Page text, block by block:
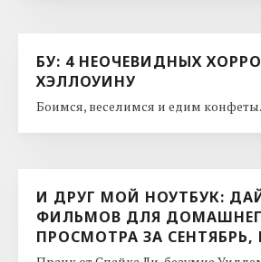
БУ: 4 НЕОЧЕВИДНЫХ
ХЭЛЛОУИНУ
Боимся, веселимся и едим конфеты.
И ДРУГ МОЙ НОУТБУК:
ФИЛЬМОВ ДЛЯ
ПРОСМОТРА ЗА СЕНТЯБРЬ,